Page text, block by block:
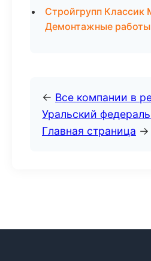
Стройгрупп Классик
Демонтажные
← Все компании в
Уральский
Главная страница →